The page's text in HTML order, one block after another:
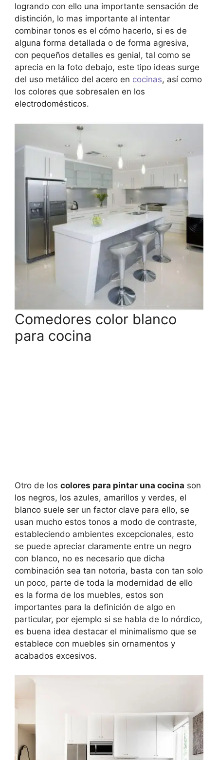
logrando con ello una importante sensación de
distinción, lo mas importante al intentar
combinar tonos es el cómo hacerlo, si es de
alguna forma detallada o de forma agresiva,
con pequeños detalles es genial, tal como se
aprecia en la foto debajo, este tipo ideas surge
del uso metálico del acero en cocinas, así como
los colores que sobresalen en los
electrodomésticos.
Comedores color blanco
para cocina
Otro de los colores para pintar una cocina son
los negros, los azules, amarillos y verdes, el
blanco suele ser un factor clave para ello, se
usan mucho estos tonos a modo de contraste,
estableciendo ambientes excepcionales, esto
se puede apreciar claramente entre un negro
con blanco, no es necesario que dicha
combinación sea tan notoria, basta con tan solo
un poco, parte de toda la modernidad de ello
es la forma de los muebles, estos son
importantes para la definición de algo en
particular, por ejemplo si se habla de lo nórdico,
es buena idea destacar el minimalismo que se
establece con muebles sin ornamentos y
acabados excesivos.